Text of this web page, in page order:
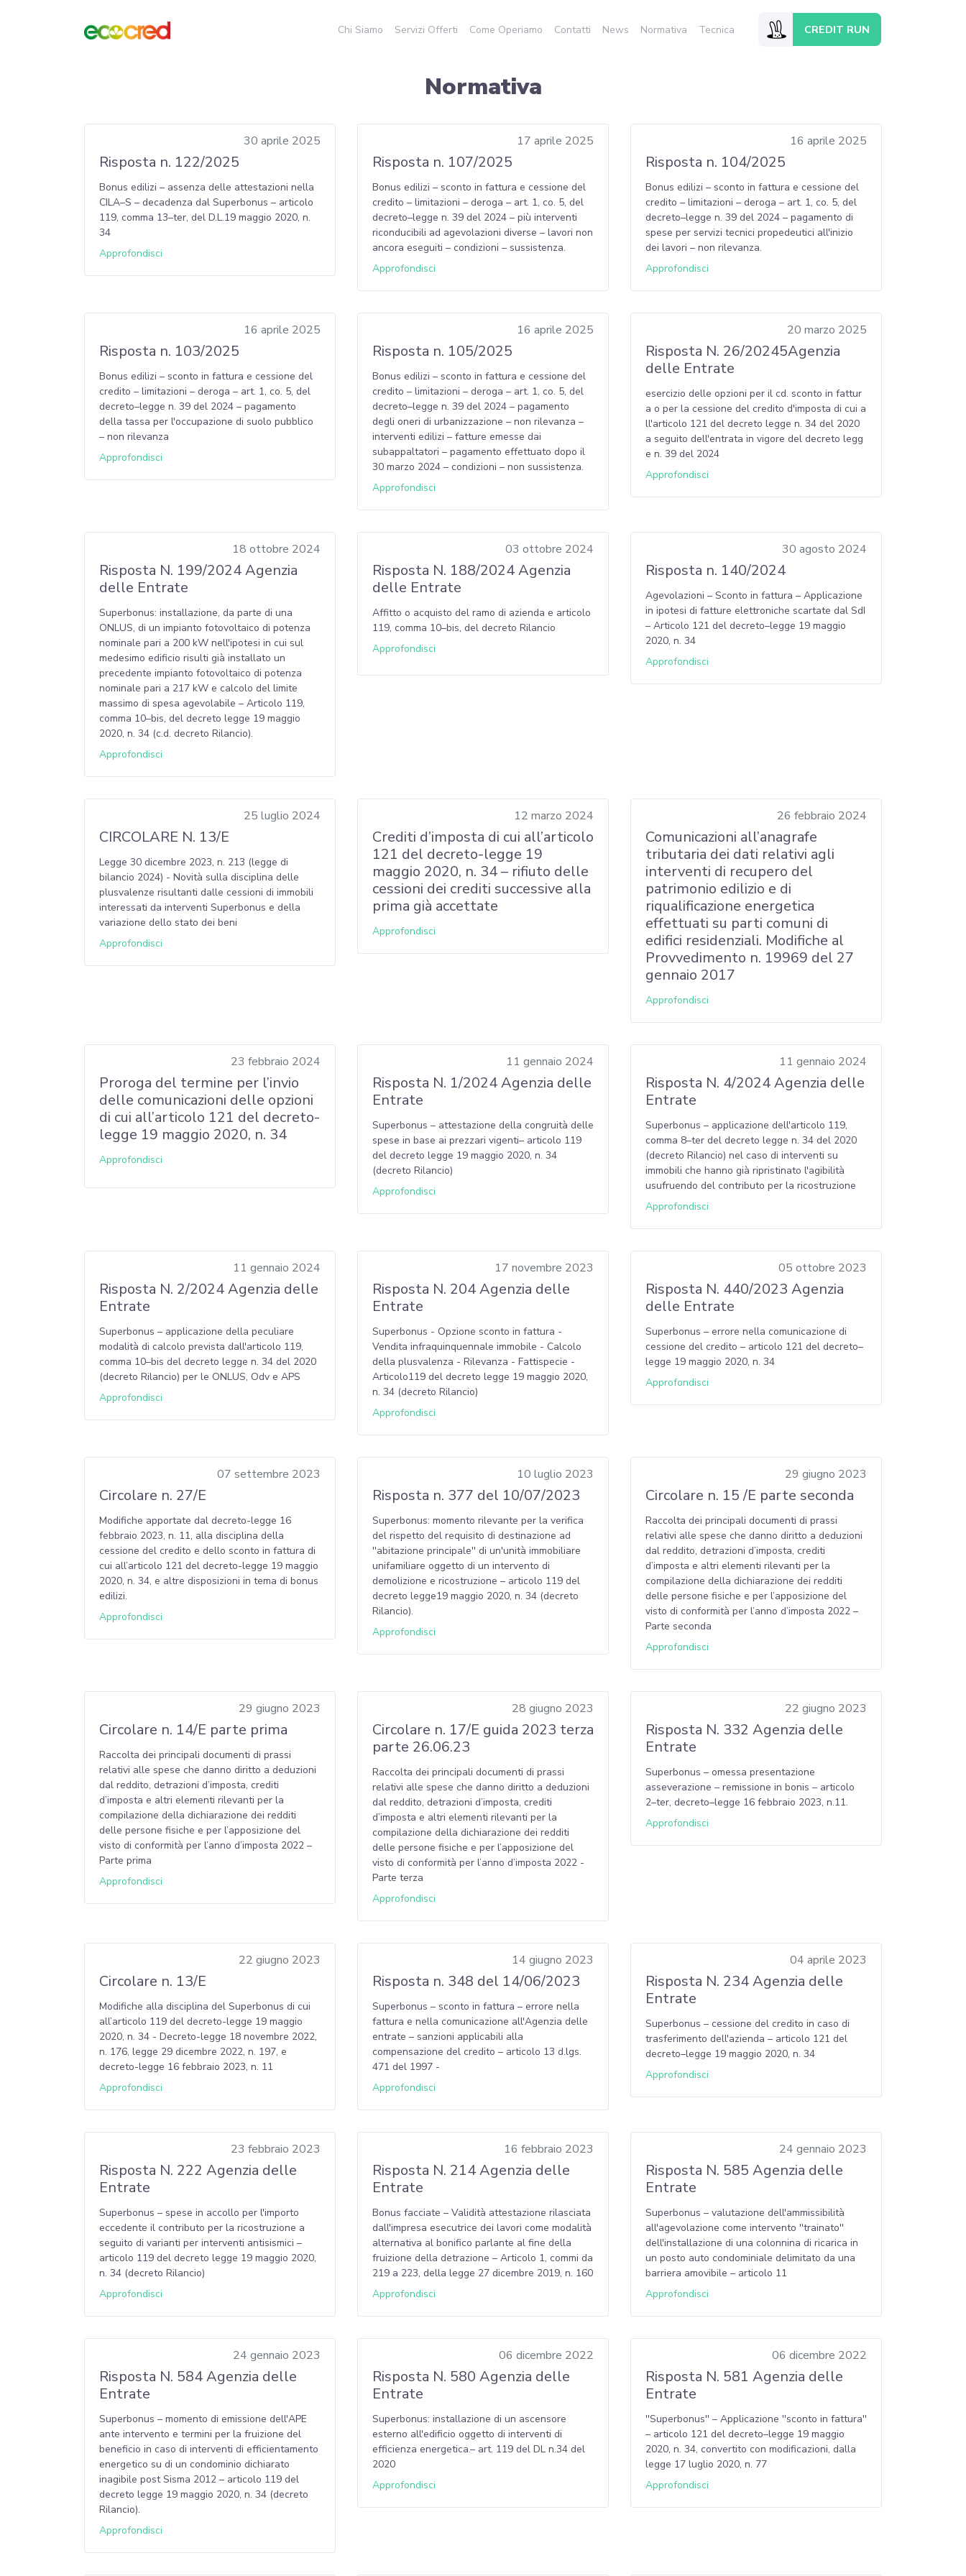
Chi Siamo Servizi Offerti Come Operiamo Contatti News Normativa Tecnica CREDIT RUN
Normativa
30 aprile 2025
Risposta n. 122/2025
Bonus edilizi – assenza delle attestazioni nella
CILA–S – decadenza dal Superbonus – articolo
119, comma 13–ter, del D.L.19 maggio 2020, n.
34
Approfondisci
17 aprile 2025
Risposta n. 107/2025
Bonus edilizi – sconto in fattura e cessione del
credito – limitazioni – deroga – art. 1, co. 5, del
decreto–legge n. 39 del 2024 – più interventi
riconducibili ad agevolazioni diverse – lavori non
ancora eseguiti – condizioni – sussistenza.
Approfondisci
16 aprile 2025
Risposta n. 104/2025
Bonus edilizi – sconto in fattura e cessione del
credito – limitazioni – deroga – art. 1, co. 5, del
decreto–legge n. 39 del 2024 – pagamento di
spese per servizi tecnici propedeutici all'inizio
dei lavori – non rilevanza.
Approfondisci
16 aprile 2025
Risposta n. 103/2025
Bonus edilizi – sconto in fattura e cessione del
credito – limitazioni – deroga – art. 1, co. 5, del
decreto–legge n. 39 del 2024 – pagamento
della tassa per l'occupazione di suolo pubblico
– non rilevanza
Approfondisci
16 aprile 2025
Risposta n. 105/2025
Bonus edilizi – sconto in fattura e cessione del
credito – limitazioni – deroga – art. 1, co. 5, del
decreto–legge n. 39 del 2024 – pagamento
degli oneri di urbanizzazione – non rilevanza –
interventi edilizi – fatture emesse dai
subappaltatori – pagamento effettuato dopo il
30 marzo 2024 – condizioni – non sussistenza.
Approfondisci
20 marzo 2025
Risposta N. 26/20245Agenzia
delle Entrate
esercizio delle opzioni per il cd. sconto in fattur
a o per la cessione del credito d'imposta di cui a
ll'articolo 121 del decreto legge n. 34 del 2020
a seguito dell'entrata in vigore del decreto legg
e n. 39 del 2024
Approfondisci
18 ottobre 2024
Risposta N. 199/2024 Agenzia
delle Entrate
Superbonus: installazione, da parte di una
ONLUS, di un impianto fotovoltaico di potenza
nominale pari a 200 kW nell'ipotesi in cui sul
medesimo edificio risulti già installato un
precedente impianto fotovoltaico di potenza
nominale pari a 217 kW e calcolo del limite
massimo di spesa agevolabile – Articolo 119,
comma 10–bis, del decreto legge 19 maggio
2020, n. 34 (c.d. decreto Rilancio).
Approfondisci
03 ottobre 2024
Risposta N. 188/2024 Agenzia
delle Entrate
Affitto o acquisto del ramo di azienda e articolo
119, comma 10–bis, del decreto Rilancio
Approfondisci
30 agosto 2024
Risposta n. 140/2024
Agevolazioni – Sconto in fattura – Applicazione
in ipotesi di fatture elettroniche scartate dal SdI
– Articolo 121 del decreto–legge 19 maggio
2020, n. 34
Approfondisci
25 luglio 2024
CIRCOLARE N. 13/E
Legge 30 dicembre 2023, n. 213 (legge di
bilancio 2024) - Novità sulla disciplina delle
plusvalenze risultanti dalle cessioni di immobili
interessati da interventi Superbonus e della
variazione dello stato dei beni
Approfondisci
12 marzo 2024
Crediti d’imposta di cui all’articolo
121 del decreto-legge 19
maggio 2020, n. 34 – rifiuto delle
cessioni dei crediti successive alla
prima già accettate
Approfondisci
26 febbraio 2024
Comunicazioni all’anagrafe
tributaria dei dati relativi agli
interventi di recupero del
patrimonio edilizio e di
riqualificazione energetica
effettuati su parti comuni di
edifici residenziali. Modifiche al
Provvedimento n. 19969 del 27
gennaio 2017
Approfondisci
23 febbraio 2024
Proroga del termine per l’invio
delle comunicazioni delle opzioni
di cui all’articolo 121 del decreto-
legge 19 maggio 2020, n. 34
Approfondisci
11 gennaio 2024
Risposta N. 1/2024 Agenzia delle
Entrate
Superbonus – attestazione della congruità delle
spese in base ai prezzari vigenti– articolo 119
del decreto legge 19 maggio 2020, n. 34
(decreto Rilancio)
Approfondisci
11 gennaio 2024
Risposta N. 4/2024 Agenzia delle
Entrate
Superbonus – applicazione dell'articolo 119,
comma 8–ter del decreto legge n. 34 del 2020
(decreto Rilancio) nel caso di interventi su
immobili che hanno già ripristinato l'agibilità
usufruendo del contributo per la ricostruzione
Approfondisci
11 gennaio 2024
Risposta N. 2/2024 Agenzia delle
Entrate
Superbonus – applicazione della peculiare
modalità di calcolo prevista dall'articolo 119,
comma 10–bis del decreto legge n. 34 del 2020
(decreto Rilancio) per le ONLUS, Odv e APS
Approfondisci
17 novembre 2023
Risposta N. 204 Agenzia delle
Entrate
Superbonus - Opzione sconto in fattura -
Vendita infraquinquennale immobile - Calcolo
della plusvalenza - Rilevanza - Fattispecie -
Articolo119 del decreto legge 19 maggio 2020,
n. 34 (decreto Rilancio)
Approfondisci
05 ottobre 2023
Risposta N. 440/2023 Agenzia
delle Entrate
Superbonus – errore nella comunicazione di
cessione del credito – articolo 121 del decreto–
legge 19 maggio 2020, n. 34
Approfondisci
07 settembre 2023
Circolare n. 27/E
Modifiche apportate dal decreto-legge 16
febbraio 2023, n. 11, alla disciplina della
cessione del credito e dello sconto in fattura di
cui all’articolo 121 del decreto-legge 19 maggio
2020, n. 34, e altre disposizioni in tema di bonus
edilizi.
Approfondisci
10 luglio 2023
Risposta n. 377 del 10/07/2023
Superbonus: momento rilevante per la verifica
del rispetto del requisito di destinazione ad
''abitazione principale'' di un'unità immobiliare
unifamiliare oggetto di un intervento di
demolizione e ricostruzione – articolo 119 del
decreto legge19 maggio 2020, n. 34 (decreto
Rilancio).
Approfondisci
29 giugno 2023
Circolare n. 15 /E parte seconda
Raccolta dei principali documenti di prassi
relativi alle spese che danno diritto a deduzioni
dal reddito, detrazioni d’imposta, crediti
d’imposta e altri elementi rilevanti per la
compilazione della dichiarazione dei redditi
delle persone fisiche e per l’apposizione del
visto di conformità per l’anno d’imposta 2022 –
Parte seconda
Approfondisci
29 giugno 2023
Circolare n. 14/E parte prima
Raccolta dei principali documenti di prassi
relativi alle spese che danno diritto a deduzioni
dal reddito, detrazioni d’imposta, crediti
d’imposta e altri elementi rilevanti per la
compilazione della dichiarazione dei redditi
delle persone fisiche e per l’apposizione del
visto di conformità per l’anno d’imposta 2022 –
Parte prima
Approfondisci
28 giugno 2023
Circolare n. 17/E guida 2023 terza
parte 26.06.23
Raccolta dei principali documenti di prassi
relativi alle spese che danno diritto a deduzioni
dal reddito, detrazioni d’imposta, crediti
d’imposta e altri elementi rilevanti per la
compilazione della dichiarazione dei redditi
delle persone fisiche e per l’apposizione del
visto di conformità per l’anno d’imposta 2022 -
Parte terza
Approfondisci
22 giugno 2023
Risposta N. 332 Agenzia delle
Entrate
Superbonus – omessa presentazione
asseverazione – remissione in bonis – articolo
2–ter, decreto–legge 16 febbraio 2023, n.11.
Approfondisci
22 giugno 2023
Circolare n. 13/E
Modifiche alla disciplina del Superbonus di cui
all’articolo 119 del decreto-legge 19 maggio
2020, n. 34 - Decreto-legge 18 novembre 2022,
n. 176, legge 29 dicembre 2022, n. 197, e
decreto-legge 16 febbraio 2023, n. 11
Approfondisci
14 giugno 2023
Risposta n. 348 del 14/06/2023
Superbonus – sconto in fattura – errore nella
fattura e nella comunicazione all'Agenzia delle
entrate – sanzioni applicabili alla
compensazione del credito – articolo 13 d.lgs.
471 del 1997 -
Approfondisci
04 aprile 2023
Risposta N. 234 Agenzia delle
Entrate
Superbonus – cessione del credito in caso di
trasferimento dell'azienda – articolo 121 del
decreto–legge 19 maggio 2020, n. 34
Approfondisci
23 febbraio 2023
Risposta N. 222 Agenzia delle
Entrate
Superbonus – spese in accollo per l'importo
eccedente il contributo per la ricostruzione a
seguito di varianti per interventi antisismici –
articolo 119 del decreto legge 19 maggio 2020,
n. 34 (decreto Rilancio)
Approfondisci
16 febbraio 2023
Risposta N. 214 Agenzia delle
Entrate
Bonus facciate – Validità attestazione rilasciata
dall'impresa esecutrice dei lavori come modalità
alternativa al bonifico parlante al fine della
fruizione della detrazione – Articolo 1, commi da
219 a 223, della legge 27 dicembre 2019, n. 160
Approfondisci
24 gennaio 2023
Risposta N. 585 Agenzia delle
Entrate
Superbonus – valutazione dell'ammissibilità
all'agevolazione come intervento ''trainato''
dell'installazione di una colonnina di ricarica in
un posto auto condominiale delimitato da una
barriera amovibile – articolo 11
Approfondisci
24 gennaio 2023
Risposta N. 584 Agenzia delle
Entrate
Superbonus – momento di emissione dell'APE
ante intervento e termini per la fruizione del
beneficio in caso di interventi di efficientamento
energetico su di un condominio dichiarato
inagibile post Sisma 2012 – articolo 119 del
decreto legge 19 maggio 2020, n. 34 (decreto
Rilancio).
Approfondisci
06 dicembre 2022
Risposta N. 580 Agenzia delle
Entrate
Superbonus: installazione di un ascensore
esterno all'edificio oggetto di interventi di
efficienza energetica.– art. 119 del DL n.34 del
2020
Approfondisci
06 dicembre 2022
Risposta N. 581 Agenzia delle
Entrate
''Superbonus'' – Applicazione ''sconto in fattura''
– articolo 121 del decreto–legge 19 maggio
2020, n. 34, convertito con modificazioni, dalla
legge 17 luglio 2020, n. 77
Approfondisci